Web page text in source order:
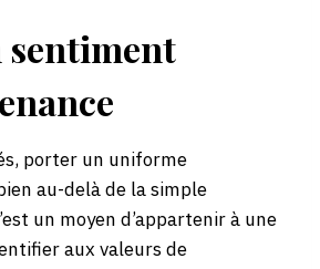
sentiment
porter un uniforme
au-delà de la simple
un moyen d’appartenir à une
aux valeurs de